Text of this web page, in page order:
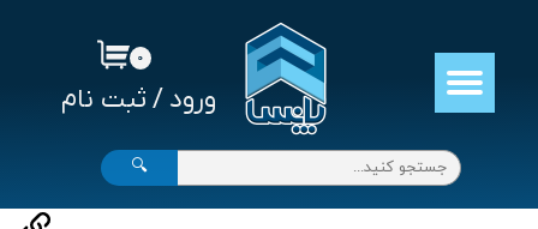
ورود / ثبت نام
حساب کاربری من
تغییر گذر واژه
سفارشات
خروج از حساب کاربری
۰
🔍